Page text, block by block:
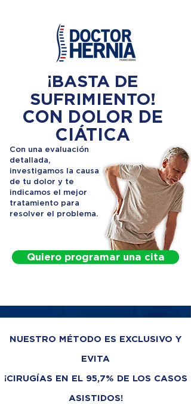
¡BASTA DE
SUFRIMIENTO!
CON DOLOR DE
CIÁTICA
Con una evaluación
detallada,
investigamos la causa
de tu dolor y te
indicamos el mejor
tratamiento para
resolver el problema.
Quiero programar una cita
NUESTRO MÉTODO ES EXCLUSIVO Y
EVITA
¡CIRUGÍAS EN EL 95,7% DE LOS CASOS
ASISTIDOS!